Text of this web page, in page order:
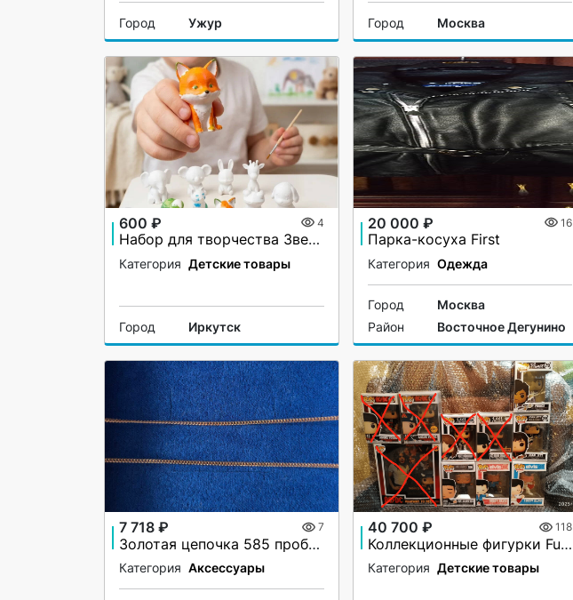
Город Ужур Город Москва
600 ₽ 4
Набор для творчества Зверята артикул 989629715
Категория Детские товары
Город Иркутск
20 000 ₽ 16
Парка-косуха First
Категория Одежда
Город
Москва
Район
Восточное Дегунино
7 718 ₽ 7
Золотая цепочка 585 пробы новая
Категория Аксессуары
40 700 ₽ 118
Коллекционные фигурки Funco Pop Rocks
Категория Детские товары